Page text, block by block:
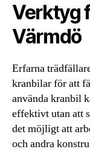
Verktyg
Värmdö
Erfarna
kranbilar för att
använda kranbil
effektivt utan att
det möjligt att
och andra